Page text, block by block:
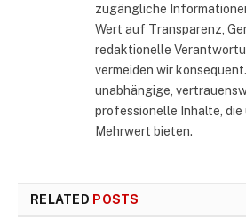
zugängliche
Wert auf Transparenz,
redaktionelle
vermeiden wir
unabhängige,
professionelle Inhalte,
Mehrwert bieten.
RELATED POSTS